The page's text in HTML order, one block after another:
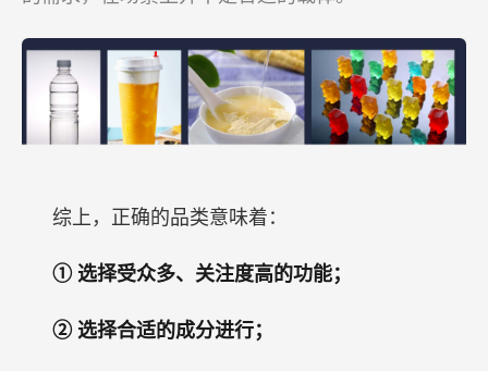
综上，正确的品类意味着：
① 选择受众多、关注度高的功能；
② 选择合适的成分进行；